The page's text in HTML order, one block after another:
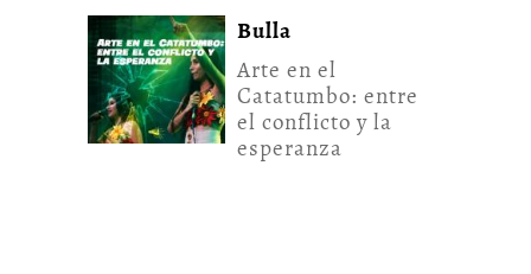
Bulla
Arte en el
Catatumbo: entre
el conflicto y la
esperanza